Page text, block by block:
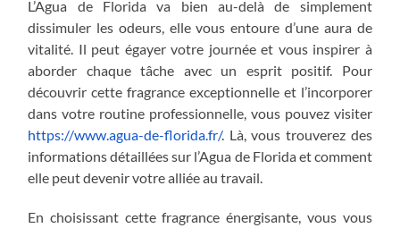
L’Agua de Florida va bien au-delà de simplement
dissimuler les odeurs, elle vous entoure d’une aura de
vitalité. Il peut égayer votre journée et vous inspirer à
aborder chaque tâche avec un esprit positif. Pour
découvrir cette fragrance exceptionnelle et l’incorporer
dans votre routine professionnelle, vous pouvez visiter
https://www.agua-de-florida.fr/. Là, vous trouverez des
informations détaillées sur l’Agua de Florida et comment
elle peut devenir votre alliée au travail.
En choisissant cette fragrance énergisante, vous vous